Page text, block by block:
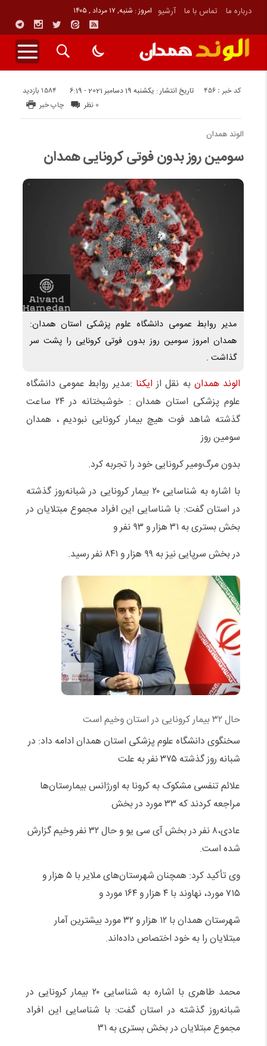
درباره ما تماس با ما آرشیو امروز : شنبه, ۱۷ مرداد , ۱۴۰۵
تاریخ انتشار : یکشنبه 19 دسامبر 2021 - 6:19 1584 بازدید کد خبر : 456
چاپ خبر 0 نظر
الوند همدان
سومین روز بدون فوتی کرونایی همدان
مدیر روابط عمومی دانشگاه علوم پزشکی استان همدان:
همدان امروز سومین روز بدون فوتی کرونایی را پشت سر
گذاشت .
الوند همدان به نقل از ایکنا :مدیر روابط عمومی دانشگاه
علوم پزشکی استان همدان : خوشبختانه در ۲۴ ساعت
گذشته شاهد فوت هیچ بیمار کرونایی نبودیم ، همدان
سومین روز
بدون مرگ‌ومیر کرونایی خود را تجربه کرد.
با اشاره به شناسایی ۲۰ بیمار کرونایی در شبانه‌روز گذشته
در استان گفت: با شناسایی این افراد مجموع مبتلایان در
بخش بستری به ۳۱ هزار و ۹۳ نفر و
در بخش سرپایی نیز به ۹۹ هزار و ۸۴۱ نفر رسید.
حال ۳۲ بیمار کرونایی در استان وخیم است
سخنگوی دانشگاه علوم پزشکی استان همدان ادامه داد: در
شبانه روز گذشته ۳۷۵ نفر به علت
علائم تنفسی مشکوک به کرونا به اورژانس بیمارستان‌ها
مراجعه کردند که ۳۳ مورد در بخش
عادی،۸ نفر در بخش آی سی یو و حال ۳۲ نفر وخیم گزارش
شده است.
وی تأکید کرد: همچنان شهرستان‌های ملایر با ۵ هزار و
۷۱۵ مورد، نهاوند با ۴ هزار و ۱۶۴ مورد و
شهرستان همدان با ۱۲ هزار و ۳۲ مورد بیشترین آمار
مبتلایان را به خود اختصاص داده‌اند.
محمد طاهری با اشاره به شناسایی ۲۰ بیمار کرونایی در
شبانه‌روز گذشته در استان گفت: با شناسایی این افراد
مجموع مبتلایان در بخش بستری به ۳۱